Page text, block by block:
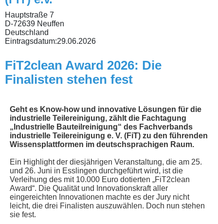
Hauptstraße 7
D-72639 Neuffen
Deutschland
Eintragsdatum:29.06.2026
FiT2clean Award 2026: Die
Finalisten stehen fest
Geht es Know-how und innovative Lösungen für die
industrielle Teilereinigung, zählt die Fachtagung
„Industrielle Bauteilreinigung“ des Fachverbands
industrielle Teilereinigung e. V. (FiT) zu den führenden
Wissensplattformen im deutschsprachigen Raum.
Ein Highlight der diesjährigen Veranstaltung, die am 25.
und 26. Juni in Esslingen durchgeführt wird, ist die
Verleihung des mit 10.000 Euro dotierten „FiT2clean
Award“. Die Qualität und Innovationskraft aller
eingereichten Innovationen machte es der Jury nicht
leicht, die drei Finalisten auszuwählen. Doch nun stehen
sie fest.